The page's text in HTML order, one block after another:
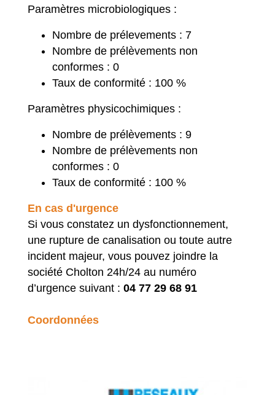
Paramètres micro­biologiques :
Nombre de prélevements : 7
Nombre de prélèvements non
conformes : 0
Taux de conformité : 100 %
Paramètres physicochimiques :
Nombre de prélèvements : 9
Nombre de prélèvements non
conformes : 0
Taux de conformité : 100 %
En cas d'urgence
Si vous constatez un dysfonctionnement,
une rupture de canalisation ou toute autre
incident majeur, vous pouvez joindre la
société Cholton 24h/24 au numéro
d’urgence suivant : 04 77 29 68 91
Coordonnées